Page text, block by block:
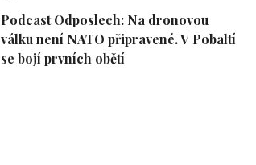
Podcast Odposlech: Na dronovou
válku není NATO připravené. V Pobaltí
se bojí prvních obětí